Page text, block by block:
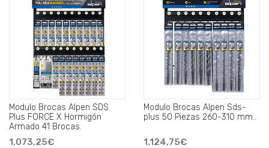
Modulo Brocas Alpen SDS
Plus FORCE X Hormigón
Armado 41 Brocas.
1.073,25€
Modulo Brocas Alpen Sds-
plus 50 Piezas 260-310 mm..
1.124,75€